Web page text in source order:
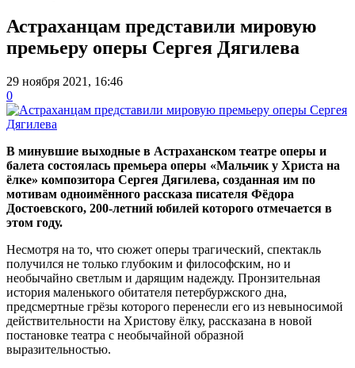
Астраханцам представили мировую
премьеру оперы Сергея Дягилева
29 ноября 2021, 16:46
0
В минувшие выходные в Астраханском театре оперы и
балета состоялась премьера оперы «Мальчик у Христа на
ёлке» композитора Сергея Дягилева, созданная им по
мотивам одноимённого рассказа писателя Фёдора
Достоевского, 200-летний юбилей которого отмечается в
этом году.
Несмотря на то, что сюжет оперы трагический, спектакль
получился не только глубоким и философским, но и
необычайно светлым и дарящим надежду. Пронзительная
история маленького обитателя петербуржского дна,
предсмертные грёзы которого перенесли его из невыносимой
действительности на Христову ёлку, рассказана в новой
постановке театра с необычайной образной
выразительностью.